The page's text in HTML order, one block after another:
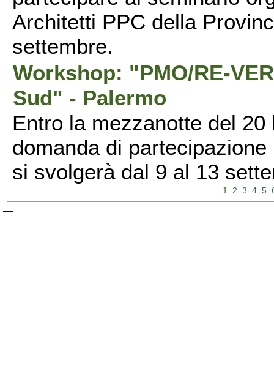
Architetti PPC della
settembre.
Workshop: "PMO/RE-
Sud" - Palermo
Entro la mezzanotte del
domanda di
si svolgerà dal 9 al 13
1 2 3 4 5